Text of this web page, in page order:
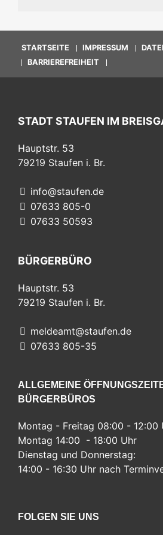
STARTSEITE IMPRESSUM
BARRIEREFREIHEIT
STADT STAUFEN IM
Hauptstr. 53
79219 Staufen i. Br.
info@staufen.de
07633 805-0
07633 50593
BÜRGERBÜRO
Hauptstr. 53
79219 Staufen i. Br.
meldeamt@staufen.de
07633 805-35
ALLGEMEINE
BÜRGERBÜROS
Montag - Freitag 08:00 - 12:00
Montag 14:00 - 18:00 Uhr
Dienstag und Donnerstag:
14:00 - 16:30 Uhr nach
FOLGEN SIE UNS